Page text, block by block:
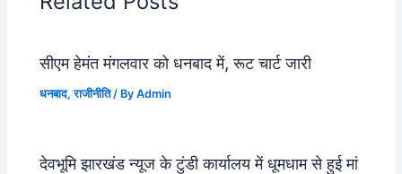
सीएम हेमंत मंगलवार को धनबाद में, रूट चार्ट जारी
धनबाद,राजीनीति/ ByAdmin
देवभूमि झारखंड न्यूज के टुंडी कार्यालय में धूमधाम से हुई मां